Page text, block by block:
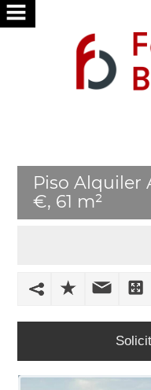
NOSOTROS
BUSCAMOS
POR
VIVIENDA
TRABAJA
NOSOTROS
Piso Alquiler
€, 61 m²